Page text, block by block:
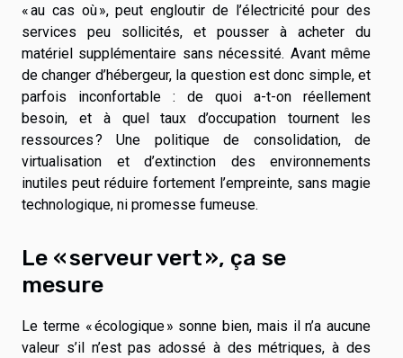
« au cas où », peut engloutir de l’électricité pour des
services peu sollicités, et pousser à acheter du
matériel supplémentaire sans nécessité. Avant même
de changer d’hébergeur, la question est donc simple, et
parfois inconfortable : de quoi a-t-on réellement
besoin, et à quel taux d’occupation tournent les
ressources ? Une politique de consolidation, de
virtualisation et d’extinction des environnements
inutiles peut réduire fortement l’empreinte, sans magie
technologique, ni promesse fumeuse.
Le « serveur vert », ça se
mesure
Le terme « écologique » sonne bien, mais il n’a aucune
valeur s’il n’est pas adossé à des métriques, à des